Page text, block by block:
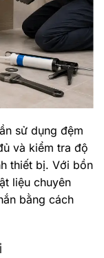
sử dụng đệm
và kiểm tra độ
thiết bị. Với bồn
liệu chuyên
bằng cách